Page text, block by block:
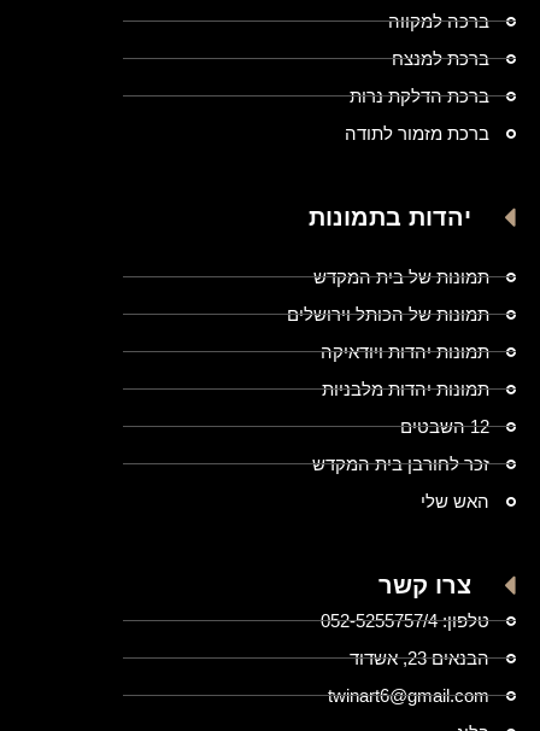
ברכה למקווה
ברכת למנצח
ברכת הדלקת נרות
ברכת מזמור לתודה
יהדות בתמונות
תמונות של בית המקדש
תמונות של הכותל וירושלים
תמונות יהדות ויודאיקה
תמונות יהדות מלבניות
12 השבטים
זכר לחורבן בית המקדש
האש שלי
צרו קשר
טלפון: 052-5255757/4
הבנאים 23, אשדוד
twinart6@gmail.com